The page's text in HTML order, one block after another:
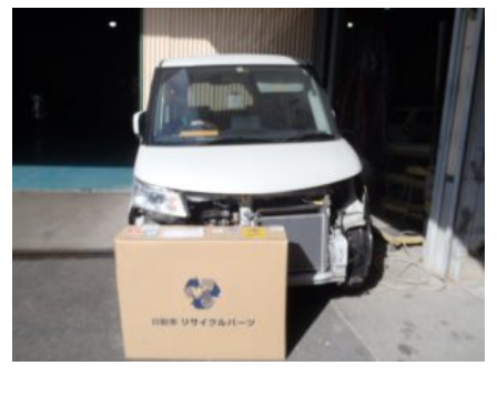
先日降り積もった雪の日から一転、とても暖か
な快晴となりました。
佐世保の皆様は慣れない雪の日はいかがお過ご
スタッドレスタイヤやチェーンの準備がされた